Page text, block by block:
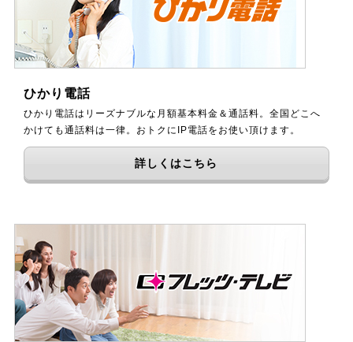
ひかり電話
ひかり電話はリーズナブルな月額基本料金＆通話料。全国どこへ
かけても通話料は一律。おトクにIP電話をお使い頂けます。
詳しくはこちら